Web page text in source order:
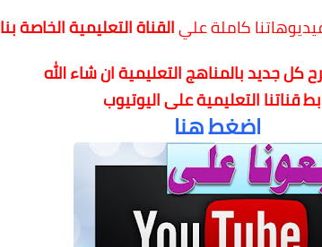
كاملة عليالقناة التعليمية الخاصة بنا
كل جديد بالمناهج التعليميةان شاء الله
قناتنا التعليمية على اليوتيوب
اضغط هنا